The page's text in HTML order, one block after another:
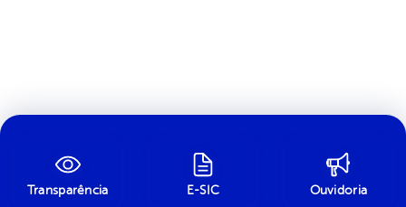
Transparência E-SIC Ouvidoria